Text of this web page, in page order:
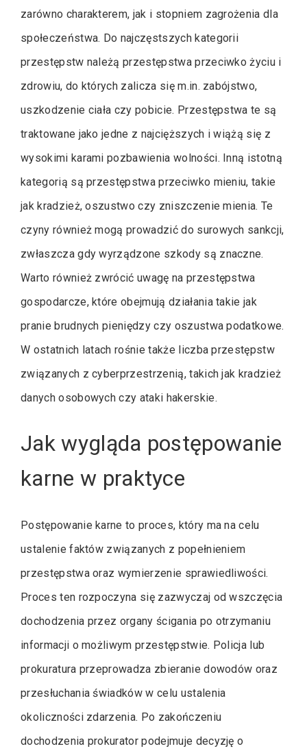
zarówno charakterem, jak i stopniem zagrożenia dla
społeczeństwa. Do najczęstszych kategorii
przestępstw należą przestępstwa przeciwko życiu i
zdrowiu, do których zalicza się m.in. zabójstwo,
uszkodzenie ciała czy pobicie. Przestępstwa te są
traktowane jako jedne z najcięższych i wiążą się z
wysokimi karami pozbawienia wolności. Inną istotną
kategorią są przestępstwa przeciwko mieniu, takie
jak kradzież, oszustwo czy zniszczenie mienia. Te
czyny również mogą prowadzić do surowych sankcji,
zwłaszcza gdy wyrządzone szkody są znaczne.
Warto również zwrócić uwagę na przestępstwa
gospodarcze, które obejmują działania takie jak
pranie brudnych pieniędzy czy oszustwa podatkowe.
W ostatnich latach rośnie także liczba przestępstw
związanych z cyberprzestrzenią, takich jak kradzież
danych osobowych czy ataki hakerskie.
Jak wygląda postępowanie
karne w praktyce
Postępowanie karne to proces, który ma na celu
ustalenie faktów związanych z popełnieniem
przestępstwa oraz wymierzenie sprawiedliwości.
Proces ten rozpoczyna się zazwyczaj od wszczęcia
dochodzenia przez organy ścigania po otrzymaniu
informacji o możliwym przestępstwie. Policja lub
prokuratura przeprowadza zbieranie dowodów oraz
przesłuchania świadków w celu ustalenia
okoliczności zdarzenia. Po zakończeniu
dochodzenia prokurator podejmuje decyzję o